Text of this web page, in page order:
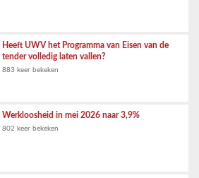
Heeft UWV het Programma van Eisen van de
tender volledig laten vallen?
883 keer bekeken
Werkloosheid in mei 2026 naar 3,9%
802 keer bekeken